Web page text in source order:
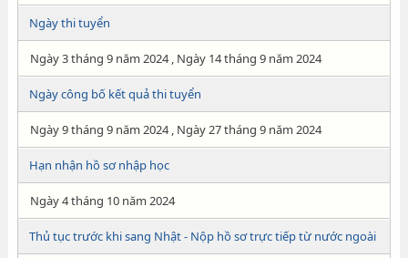
Ngày thi tuyển
Ngày 3 tháng 9 năm 2024 , Ngày 14 tháng 9 năm 2024
Ngày công bố kết quả thi tuyển
Ngày 9 tháng 9 năm 2024 , Ngày 27 tháng 9 năm 2024
Hạn nhận hồ sơ nhập học
Ngày 4 tháng 10 năm 2024
Thủ tục trước khi sang Nhật - Nộp hồ sơ trực tiếp từ nước ngoài